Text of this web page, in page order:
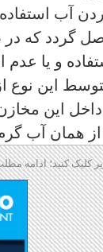
آب
گردد
و یا
این نوع
این
همان آب
کلیک کنید؛ ادامه